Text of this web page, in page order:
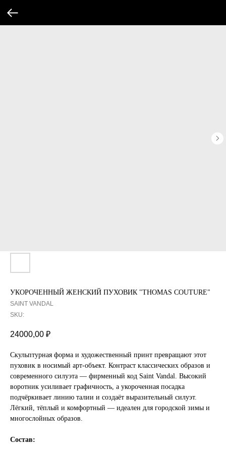
УКОРОЧЕННЫЙ ЖЕНСКИЙ ПУХОВИК "THOMAS COUTURE"
SAINT VANDAL
SKU:
24000,00 ₽
Скульптурная форма и художественный принт превращают этот
пуховик в носимый арт-объект. Контраст классических образов и
современного силуэта — фирменный код Saint Vandal. Высокий
воротник усиливает графичность, а укороченная посадка
подчёркивает линию талии и создаёт выразительный силуэт.
Лёгкий, тёплый и комфортный — идеален для городской зимы и
многослойных образов.
Состав: